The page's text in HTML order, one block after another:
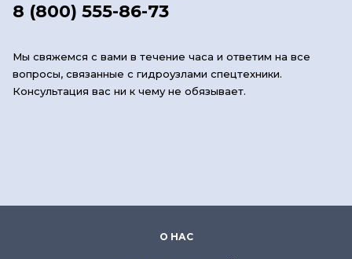
8 (800) 555-86-73
Мы свяжемся с вами в течение часа и ответим на все
вопросы, связанные с гидроузлами спецтехники.
Консультация вас ни к чему не обязывает.
О НАС